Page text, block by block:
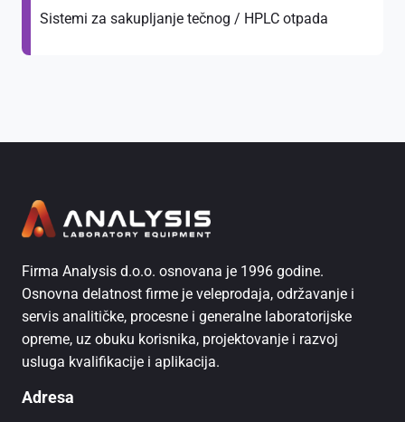
Sistemi za sakupljanje tečnog / HPLC otpada
Firma Analysis d.o.o. osnovana je 1996 godine.
Osnovna delatnost firme je veleprodaja, održavanje i
servis analitičke, procesne i generalne laboratorijske
opreme, uz obuku korisnika, projektovanje i razvoj
usluga kvalifikacije i aplikacija.
Adresa